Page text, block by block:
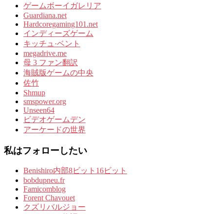
ゲームボーイガレリア
Guardiana.net
Hardcoregaming101.net
インディーズゲーム
キッチュ·ベント
megadrive.me
母 3 ファン翻訳
海賊版ゲームの中央
佐竹
Shmup
smspower.org
Unseen64
ビデオゲームデン
アーケードの世界
私はフォローしたい
Benishiro内部8ビット16ビット
bobdupneu.fr
Famicomblog
Forent Chavouet
クズリバルジョー